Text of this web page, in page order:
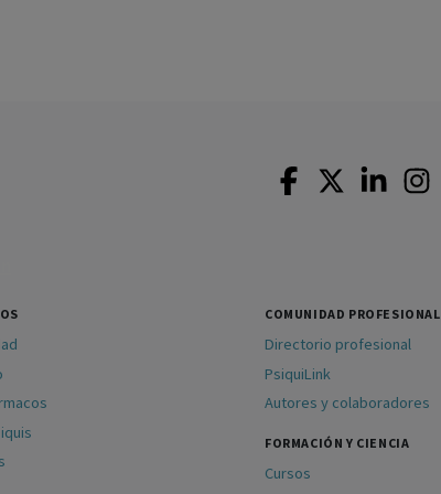
COMUNIDAD PROFESIONAL
Directorio profesional
PsiquiLink
Autores y colaboradores
FORMACIÓN Y CIENCIA
Cursos